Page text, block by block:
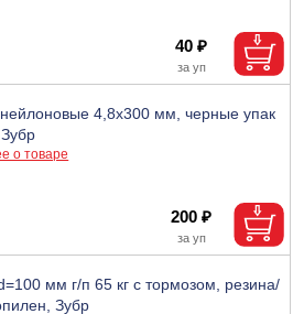
40 ₽
4,8х300 мм, черные упак
о товаре
200 ₽
мм г/п 65 кг с тормозом, резина/
Зубр